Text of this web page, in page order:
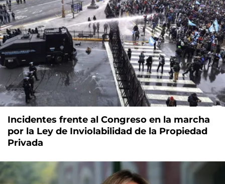
Incidentes frente al Congreso en la marcha
por la Ley de Inviolabilidad de la Propiedad
Privada